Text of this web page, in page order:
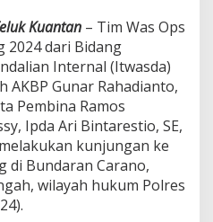
Kuantan – Tim Was Ops
2024 dari Bidang
Internal (Itwasda)
AKBP Gunar Rahadianto,
Pembina Ramos
Ipda Ari Bintarestio, SE,
kunjungan ke
di Bundaran Carano,
wilayah hukum Polres